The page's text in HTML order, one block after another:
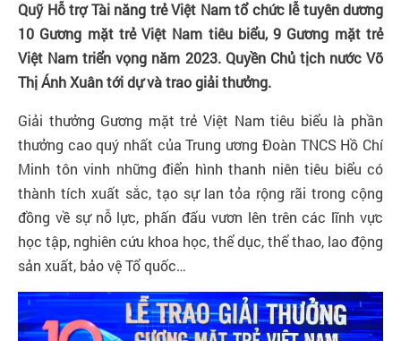
Hướng
dẫn
Tin
Tải
về
Liên
Tra
cứu
chứng
thư
Quỹ Hỗ trợ Tài năng trẻ Việt Nam tổ chức lễ tuyên dương
10 Gương mặt trẻ Việt Nam tiêu biểu, 9 Gương mặt trẻ
Việt Nam triển vọng năm 2023. Quyền Chủ tịch nước Võ
Thị Ánh Xuân tới dự và trao giải thưởng.
Giải thưởng Gương mặt trẻ Việt Nam tiêu biểu là phần
thưởng cao quý nhất của Trung ương Đoàn TNCS Hồ Chí
Minh tôn vinh những điển hình thanh niên tiêu biểu có
thành tích xuất sắc, tạo sự lan tỏa rộng rãi trong cộng
đồng về sự nỗ lực, phấn đấu vươn lên trên các lĩnh vực
học tập, nghiên cứu khoa học, thể dục, thể thao, lao động
sản xuất, bảo vệ Tổ quốc…